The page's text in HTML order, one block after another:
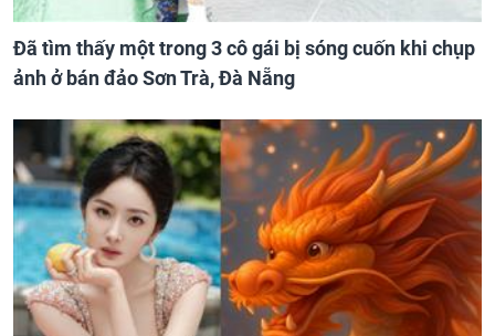
Đã tìm thấy một trong 3 cô gái bị sóng cuốn khi chụp
ảnh ở bán đảo Sơn Trà, Đà Nẵng